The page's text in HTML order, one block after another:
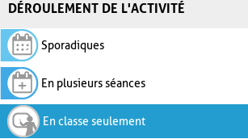
DÉROULEMENT DE L'ACTIVITÉ
Sporadiques
En plusieurs séances
En classe seulement